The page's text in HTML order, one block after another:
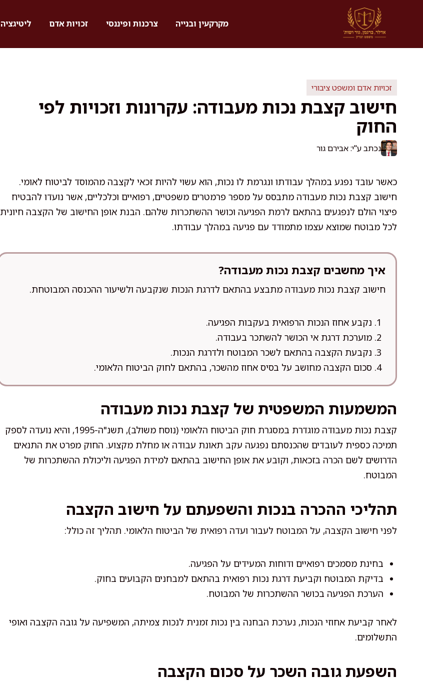
מקרקעין ובנייה צרכנות ופיננסי זכויות אדם ליטיגציה
זכויות אדם ומשפט ציבורי
חישוב קצבת נכות מעבודה: עקרונות וזכויות לפי
החוק
נכתב ע"י: אבירם גור
כאשר עובד נפגע במהלך עבודתו ונגרמת לו נכות, הוא עשוי להיות זכאי לקצבה מהמוסד לביטוח לאומי.
חישוב קצבת נכות מעבודה מתבסס על מספר פרמטרים משפטיים, רפואיים וכלכליים, אשר נועדו להבטיח
פיצוי הולם לנפגעים בהתאם לרמת הפגיעה וכושר ההשתכרות שלהם. הבנת אופן החישוב של הקצבה חיונית
לכל מבוטח שמוצא עצמו מתמודד עם פגיעה במהלך עבודתו.
איך מחשבים קצבת נכות מעבודה?
חישוב קצבת נכות מעבודה מתבצע בהתאם לדרגת הנכות שנקבעה ולשיעור ההכנסה המבוטחת.
נקבע אחוז הנכות הרפואית בעקבות הפגיעה.
מוערכת דרגת אי הכושר להשתכר בעבודה.
נקבעת הקצבה בהתאם לשכר המבוטח ולדרגת הנכות.
סכום הקצבה מחושב על בסיס אחוז מהשכר, בהתאם לחוק הביטוח הלאומי.
המשמעות המשפטית של קצבת נכות מעבודה
קצבת נכות מעבודה מוגדרת במסגרת חוק הביטוח הלאומי (נוסח משולב), תשנ"ה-1995, והיא נועדה לספק
תמיכה כספית לעובדים שהכנסתם נפגעה עקב תאונת עבודה או מחלת מקצוע. החוק מפרט את התנאים
הדרושים לשם הכרה בזכאות, וקובע את אופן החישוב בהתאם למידת הפגיעה וליכולת ההשתכרות של
המבוטח.
תהליכי ההכרה בנכות והשפעתם על חישוב הקצבה
לפני חישוב הקצבה, על המבוטח לעבור ועדה רפואית של הביטוח הלאומי. תהליך זה כולל:
בחינת מסמכים רפואיים ודוחות המעידים על הפגיעה.
בדיקת המבוטח וקביעת דרגת נכות רפואית בהתאם למבחנים הקבועים בחוק.
הערכת הפגיעה בכושר ההשתכרות של המבוטח.
לאחר קביעת אחוזי הנכות, נערכת הבחנה בין נכות זמנית לנכות צמיתה, המשפיעה על גובה הקצבה ואופי
התשלומים.
השפעת גובה השכר על סכום הקצבה